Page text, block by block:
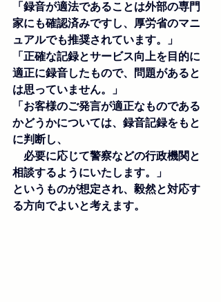
「録音が適法であることは外部の専門
家にも確認済みですし、厚労省のマニ
ュアルでも推奨されています。」
「正確な記録とサービス向上を目的に
適正に録音したもので、問題があると
は思っていません。」
「お客様のご発言が適正なものである
かどうかについては、録音記録をもと
に判断し、
必要に応じて警察などの行政機関と
相談するようにいたします。」
というものが想定され、毅然と対応す
る方向でよいと考えます。